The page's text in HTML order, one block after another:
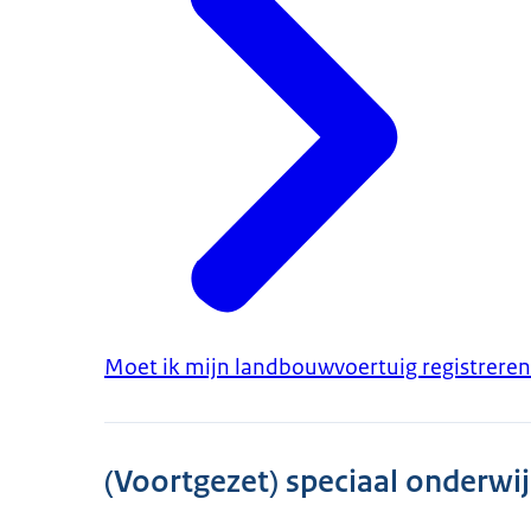
Moet ik mijn landbouwvoertuig
(Voortgezet) speciaal